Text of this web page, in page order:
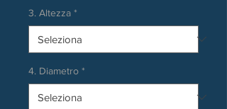
3. Altezza *
4. Diametro *